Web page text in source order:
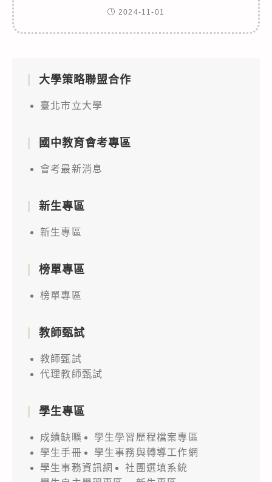
2024-11-01
大學策略聯盟合作
臺北市立大學
國中教育會考專區
會考最新消息
新生專區
新生專區
榜單專區
榜單專區
教師甄試
教師甄試
代理教師甄試
學生專區
成績缺曠
學生學習歷程檔案專區
學生手冊
學生事務與轉導工作網
學生事務資訊網
社團選填系統